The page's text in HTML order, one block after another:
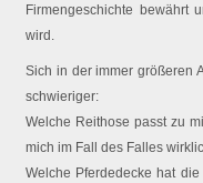
Firmengeschichte bewährt
wird.
Sich in der immer größeren
schwieriger:
Welche Reithose passt zu
mich im Fall des Falles
Welche Pferdedecke hat